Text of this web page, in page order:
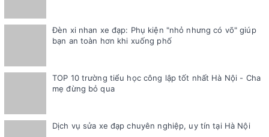
Đèn xi nhan xe đạp: Phụ kiện "nhỏ nhưng có võ" giúp
bạn an toàn hơn khi xuống phố
TOP 10 trường tiểu học công lập tốt nhất Hà Nội - Cha
mẹ đừng bỏ qua
Dịch vụ sửa xe đạp chuyên nghiệp, uy tín tại Hà Nội